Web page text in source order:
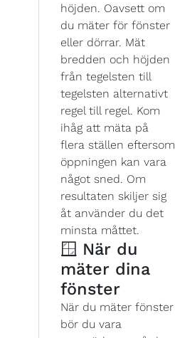
höjden. Oavsett om
du mäter för fönster
eller dörrar. Mät
bredden och höjden
från tegelsten till
tegelsten alternativt
regel till regel. Kom
ihåg att mäta på
flera ställen eftersom
öppningen kan vara
något sned. Om
resultaten skiljer sig
åt använder du det
minsta måttet.
🪟 När du
mäter dina
fönster
När du mäter fönster
bör du vara